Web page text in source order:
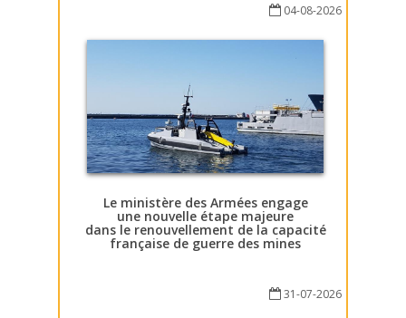
04-08-2026
Le ministère des Armées engage
une nouvelle étape majeure
dans le renouvellement de la capacité
française de guerre des mines
31-07-2026